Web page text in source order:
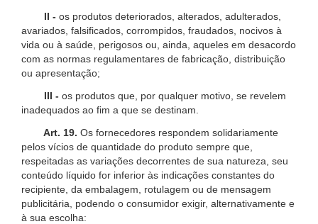
II - os produtos deteriorados, alterados, adulterados,
avariados, falsificados, corrompidos, fraudados, nocivos à
vida ou à saúde, perigosos ou, ainda, aqueles em desacordo
com as normas regulamentares de fabricação, distribuição
ou apresentação;
III - os produtos que, por qualquer motivo, se revelem
inadequados ao fim a que se destinam.
Art. 19. Os fornecedores respondem solidariamente
pelos vícios de quantidade do produto sempre que,
respeitadas as variações decorrentes de sua natureza, seu
conteúdo líquido for inferior às indicações constantes do
recipiente, da embalagem, rotulagem ou de mensagem
publicitária, podendo o consumidor exigir, alternativamente e
à sua escolha: